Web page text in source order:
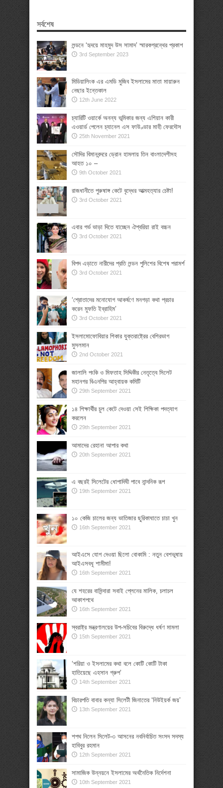
সর্বশেষ
লন্ডনে ‘হৃদয়ে মাহমুদ উস সামাদ’ স্মারকগ্রন্থের প্রকাশ
3rd September 2023
মিডিয়ালিংক এর এমডি মুজিব ইসলামের মাতা মায়ারুন
নেছার ইন্তেকাল
12th June 2022
চ্যারিটি ওয়ার্কে অনন্য ভূমিকার জন্য এশিয়ান কারী
এওয়ার্ড পেলেন চ্যানেল এস ফাউণ্ডার মাহী ফেরদৌস
25th November 2021
সৌদির বিমানবন্দরে ড্রোন হামলায় তিন বাংলাদেশীসহ
আহত ১০ –
9th October 2021
রাজধানীতে পুরুষাঙ্গ কেটে বৃদ্ধের আত্মহত্যার চেষ্টা!
3rd October 2021
এবার গর্ভ ভাড়া দিতে যাচ্ছেন ঐশ্বরিয়া রাই বচ্চন
3rd October 2021
বিপদ এড়াতে নারীদের প্রতি লন্ডন পুলিশের বিশেষ পরামর্শ
3rd October 2021
‘শ্রোতাদের মনোযোগ আকর্ষণে মনগড়া কথা প্রচার
করেন মুফতি ইব্রাহিম’
3rd October 2021
ইসলামোফোবিয়ার শিকার যুক্তরাষ্ট্রের বেশিরভাগ
মুসলমান
2nd October 2021
জালালি পংকি ও মিফতাহ সিদ্দিকীর নেতৃত্বে সিলেট
মহানগর বিএনপির আহ্বায়ক কমিটি
29th September 2021
১৪ শিক্ষার্থীর চুল কেটে দেওয়া সেই শিক্ষিকা পদত্যাগ
করলেন
29th September 2021
আমাদের রেহানা আপার কথা
20th September 2021
এ বছরই সিলেটের ধোপাদিঘী পাবে নান্দনিক রূপ
19th September 2021
১০ কেজি চালের জন্য ভাতিজার ছুরিকাঘাতে চাচা খুন
16th September 2021
আইএসে যোগ দেওয়া ছিলো বোকামি : নতুন বেশভূষায়
আইএসবধূ শামীমা!
16th September 2021
যে শহরের বাসিন্দারা সবাই প্লেনের মালিক, চলাচল
আকাশপথে
16th September 2021
স্বরাষ্ট্র মন্ত্রণালয়ের উপ-সচিবের বিরুদ্ধে ধর্ষণ মামলা
15th September 2021
‘শরিয়া ও ইসলামের কথা বলে কোটি কোটি টাকা
হাতিয়েছে এহসান গ্রুপ’
14th September 2021
বিচারপতি বাবার কন্যা সিলেটী জিনাতের ‘নিউইয়র্ক জয়’
13th September 2021
শপথ নিলেন সিলেট-৩ আসনের নবনির্বাচিত সংসদ সদস্য
হাবিবুর রহমান
12th September 2021
সামাজিক উন্নয়নে ইসলামের অর্থনৈতিক নির্দেশনা
10th September 2021